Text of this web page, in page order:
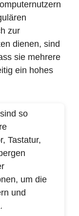
zur
dienen, sind
sie mehrere
ein hohes
so
Tastatur,
um die
und